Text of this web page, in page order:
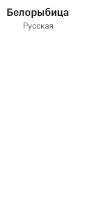
Белорыбица
Русская